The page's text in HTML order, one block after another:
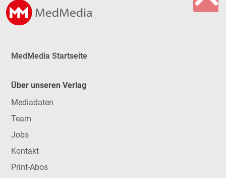
MedMedia Startseite
Über unseren Verlag
Mediadaten
Team
Jobs
Kontakt
Print-Abos